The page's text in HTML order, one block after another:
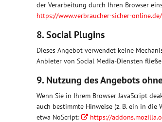
der Verarbeitung durch Ihren Browser
https://www.verbraucher-sicher-
8. Social Plugins
Dieses Angebot verwendet keine
Anbieter von Social Media-Diensten
9. Nutzung des Angebots
Wenn Sie in Ihrem Browser JavaScript
auch bestimmte Hinweise (z. B. ein in
etwa NoScript:
https://